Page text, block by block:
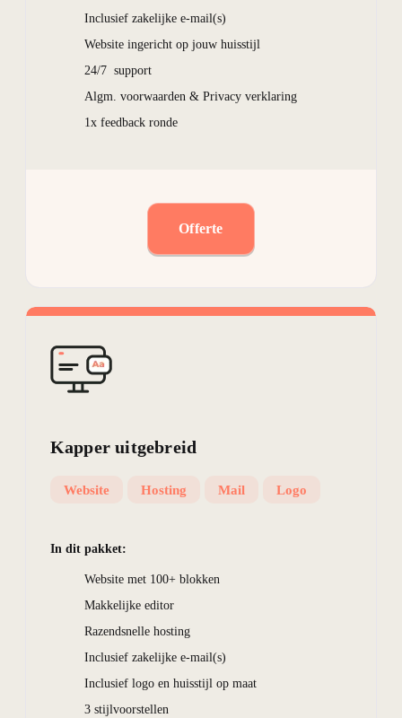
Inclusief zakelijke e-mail(s)
Website ingericht op jouw huisstijl
24/7 support
Algm. voorwaarden & Privacy verklaring
1x feedback ronde
Offerte
Kapperuitgebreid
Website Hosting Mail Logo
In dit pakket:
Website met 100+ blokken
Makkelijke editor
Razendsnelle hosting
Inclusief zakelijke e-mail(s)
Inclusief logo en huisstijl op maat
3 stijlvoorstellen